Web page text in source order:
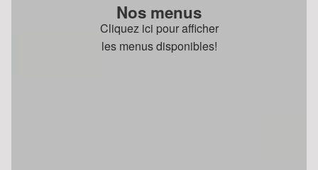
Nos menus
Cliquez ici pour afficher
les menus disponibles!